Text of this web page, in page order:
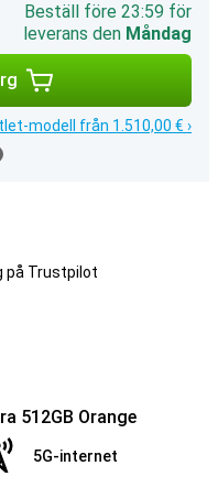
Beställ före 23:59 för
leverans den Måndag
modell från 1.510,00 € ›
på Trustpilot
512GB Orange
5G-internet